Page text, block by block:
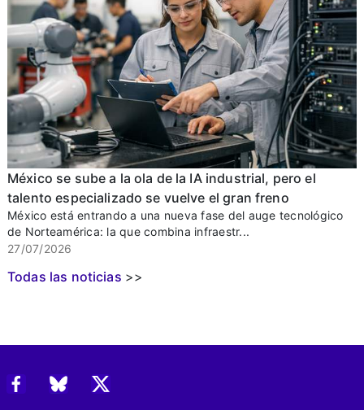
México se sube a la ola de la IA industrial, pero el
talento especializado se vuelve el gran freno
México está entrando a una nueva fase del auge tecnológico
de Norteamérica: la que combina infraestr...
27/07/2026
Todas las noticias >>